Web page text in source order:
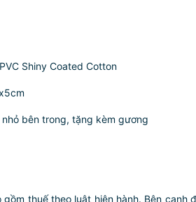
Shiny Coated Cotton
bên trong, tặng kèm gương
gồm thuế theo luật hiện hành. Bên